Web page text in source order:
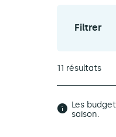
Filtrer
11 résultats
Les
saison.